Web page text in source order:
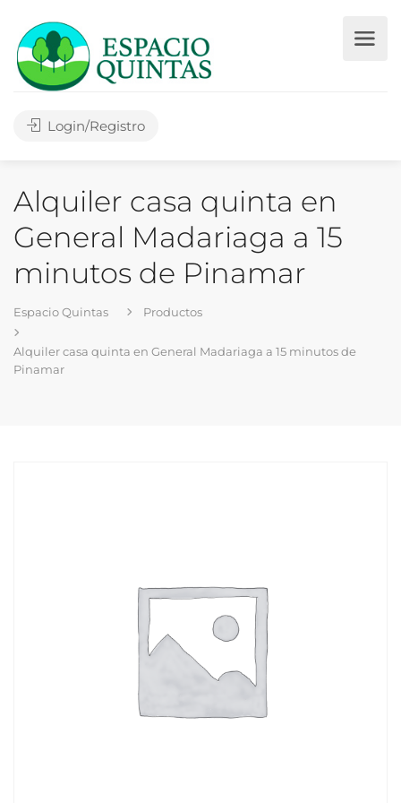
Login/Registro
Alquiler casa quinta en
General Madariaga a 15
minutos de Pinamar
Espacio Quintas Productos
Alquiler casa quinta en General Madariaga a 15 minutos de
Pinamar